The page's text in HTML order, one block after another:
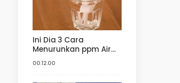
Ini Dia 3 Cara
Menurunkan ppm Air
Water Jual Media Filter
00.12.00